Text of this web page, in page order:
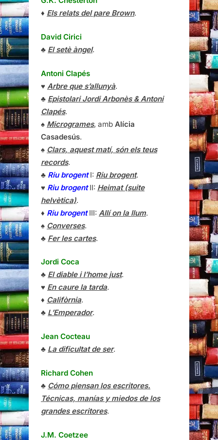
♦ Els relats del pare Brown.
David Cirici
♣ El setè àngel.
Antoni Clapés
♥ Arbre que s’allunyà.
♣ Epistolari Jordi Arbonès & Antoni
Clapés.
♠ Microgrames, amb Alícia
Casadesús.
♠ Clars, aquest matí, són els teus
records.
♣ Riu brogentI: Riu brogent.
♥ Riu brogentII: Heimat (suite
helvètica).
♦ Riu brogentIII: Allí on la llum.
♠ Converses.
♣ Fer les cartes.
Jordi Coca
♣ El diable i l’home just.
♥ En caure la tarda.
♦ Califòrnia.
♣ L’Emperador.
Jean Cocteau
♣ La dificultat de ser.
Richard Cohen
♣ Cómo piensan los escritores.
Técnicas, manías y miedos de los
grandes escritores.
J.M. Coetzee